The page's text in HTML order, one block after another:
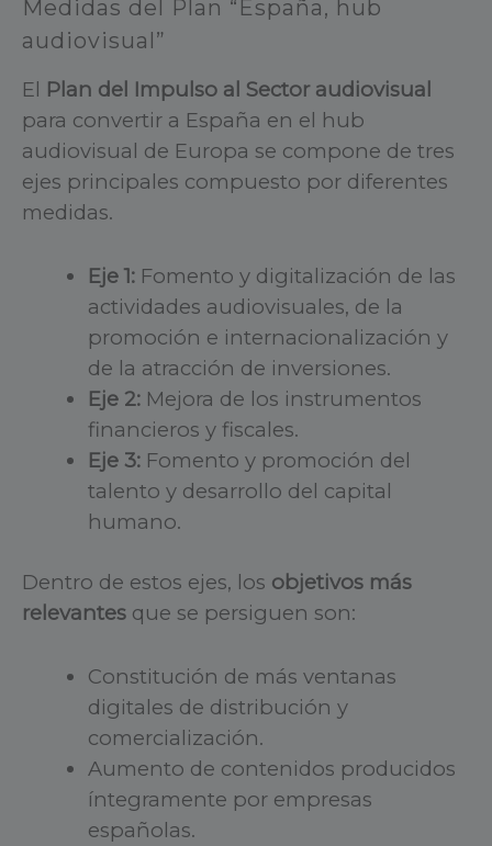
Medidas del Plan “España, hub
audiovisual”
El Plan del Impulso al Sector audiovisual
para convertir a España en el hub
audiovisual de Europa se compone de tres
ejes principales compuesto por diferentes
medidas.
Eje 1: Fomento y digitalización de las
actividades audiovisuales, de la
promoción e internacionalización y
de la atracción de inversiones.
Eje 2: Mejora de los instrumentos
financieros y fiscales.
Eje 3: Fomento y promoción del
talento y desarrollo del capital
humano.
Dentro de estos ejes, los objetivos más
relevantes que se persiguen son:
Constitución de más ventanas
digitales de distribución y
comercialización.
Aumento de contenidos producidos
íntegramente por empresas
españolas.